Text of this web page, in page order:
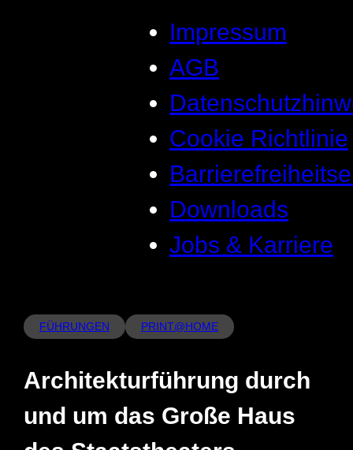
Impressum
AGB
Cookie Richtlinie
Downloads
Jobs & Karriere
FÜHRUNGEN PRINT@HOME
Architekturführung durch
und um das Große Haus